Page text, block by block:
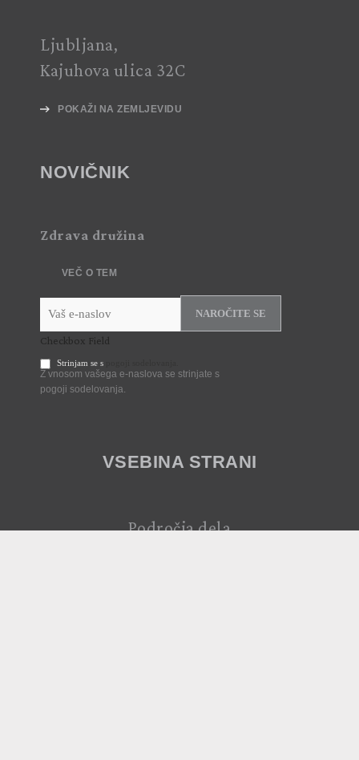
Ljubljana,
Kajuhova ulica 32C
POKAŽI NA ZEMLJEVIDU
NOVIČNIK
Zdrava družina
VEČ O TEM
NAROČITE SE
Checkbox Field
Strinjam se s
Z vnosom vašega e-naslova se strinjate s
pogoji sodelovanja.
VSEBINA STRANI
Področja dela